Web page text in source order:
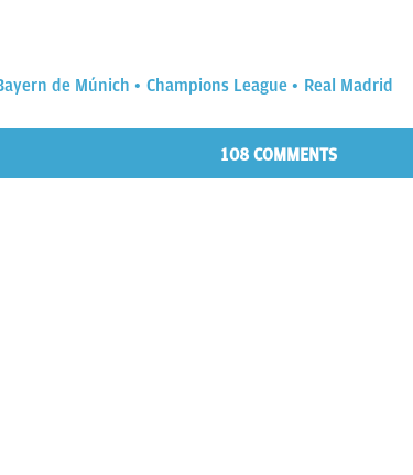
de Múnich Champions League Real Madrid
108 COMMENTS